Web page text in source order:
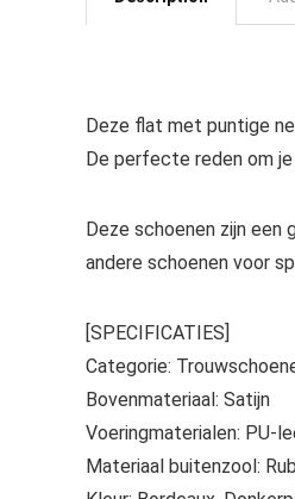
Deze flat met puntige
De perfecte reden om
Deze schoenen zijn een
andere schoenen voor
[SPECIFICATIES]
Categorie:
Bovenmateriaal: Satijn
Voeringmaterialen: PU-
Materiaal buitenzool: